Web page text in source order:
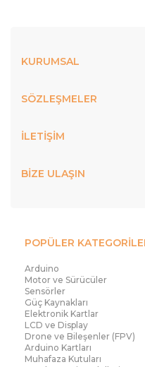
KURUMSAL
SÖZLEŞMELER
İLETİŞİM
BİZE ULAŞIN
POPÜLER
Arduino
Motor ve Sürücüler
Sensörler
Güç Kaynakları
Elektronik Kartlar
LCD ve Display
Drone ve Bileşenler (FPV)
Arduino Kartları
Muhafaza Kutuları